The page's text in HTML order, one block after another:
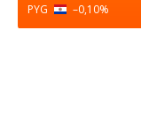
PYG –0,10%